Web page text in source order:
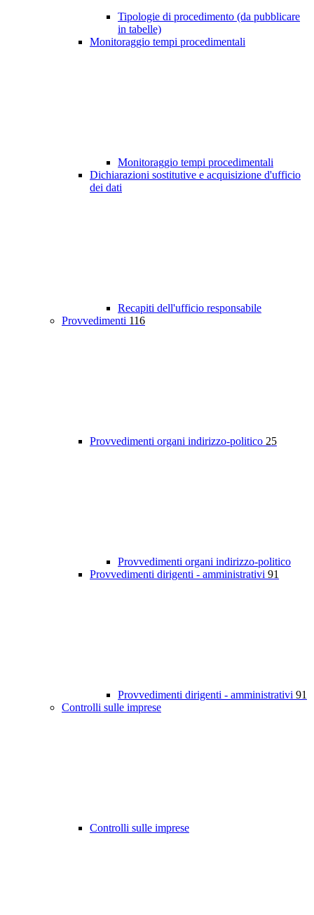
Tipologie di procedimento (da pubblicare
in tabelle)
Monitoraggio tempi procedimentali
Monitoraggio tempi procedimentali
Dichiarazioni sostitutive e acquisizione d'ufficio
dei dati
Recapiti dell'ufficio responsabile
Provvedimenti 116
Provvedimenti organi indirizzo-politico 25
Provvedimenti organi indirizzo-politico
Provvedimenti dirigenti - amministrativi 91
Provvedimenti dirigenti - amministrativi 91
Controlli sulle imprese
Controlli sulle imprese